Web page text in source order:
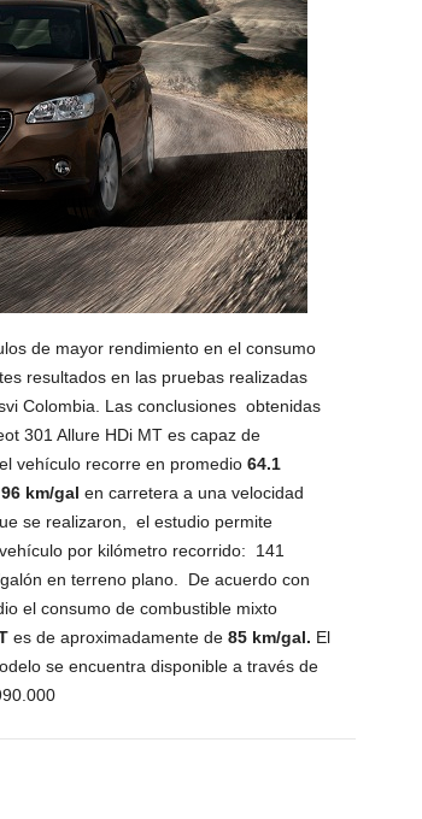
de mayor rendimiento en el consumo
resultados en las pruebas realizadas
Colombia. Las conclusiones obtenidas
301 Allure HDi MT es capaz de
vehículo recorre en promedio 64.1
96 km/gal en carretera a una velocidad
se realizaron, el estudio permite
por kilómetro recorrido: 141
en terreno plano. De acuerdo con
el consumo de combustible mixto
es de aproximadamente de 85 km/gal. El
se encuentra disponible a través de